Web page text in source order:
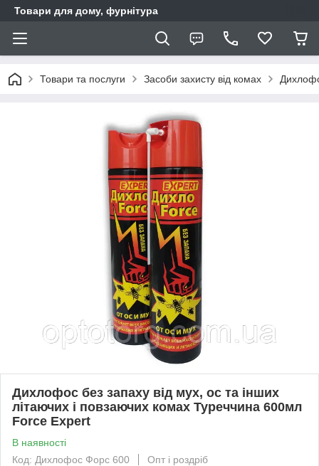
Товари для дому, фурнітура
Товари та послуги Засоби захисту від комах
Дихлофос без запаху від мух, ос та інших
літаючих і повзаючих комах Туреччина 600мл
Force Expert
В наявності
Код: Дихлофос Форс 600
Опт і роздріб